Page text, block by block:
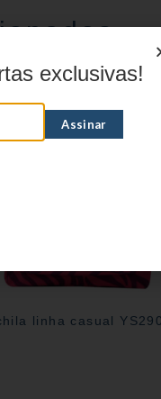
linha casual
exclusivas!